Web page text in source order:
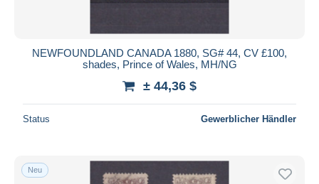
NEWFOUNDLAND CANADA 1880, SG# 44, CV £100,
shades, Prince of Wales, MH/NG
± 44,36 $
Status Gewerblicher Händler
Neu